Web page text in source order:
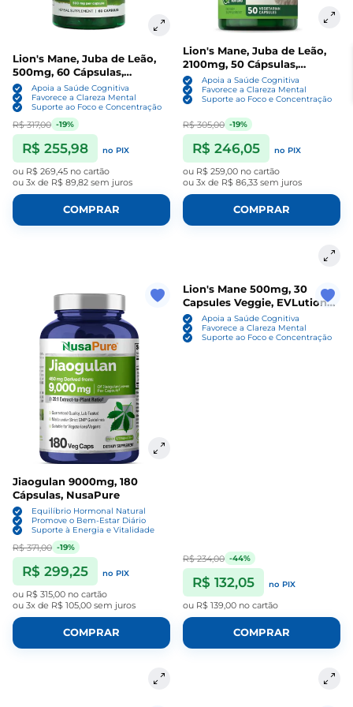
Lion's Mane, Juba de Leão,
500mg, 60 Cápsulas,
Swanson
Apoia a Saúde Cognitiva
Favorece a Clareza Mental
Suporte ao Foco e Concentração
R$ 317,00 -19%
R$ 255,98 no PIX
ou R$ 269,45 no cartão
ou 3x de R$ 89,82 sem juros
COMPRAR
Lion's Mane, Juba de Leão,
2100mg, 50 Cápsulas,
Nature's Truth
Apoia a Saúde Cognitiva
Favorece a Clareza Mental
Suporte ao Foco e Concentração
R$ 305,00 -19%
R$ 246,05 no PIX
ou R$ 259,00 no cartão
ou 3x de R$ 86,33 sem juros
COMPRAR
Jiaogulan 9000mg, 180
Cápsulas, NusaPure
Equilíbrio Hormonal Natural
Promove o Bem-Estar Diário
Suporte à Energia e Vitalidade
R$ 371,00 -19%
R$ 299,25 no PIX
ou R$ 315,00 no cartão
ou 3x de R$ 105,00 sem juros
COMPRAR
Lion's Mane 500mg, 30
Capsules Veggie, EVLution
Nutrition
Apoia a Saúde Cognitiva
Favorece a Clareza Mental
Suporte ao Foco e Concentração
R$ 234,00 -44%
R$ 132,05 no PIX
ou R$ 139,00 no cartão
COMPRAR